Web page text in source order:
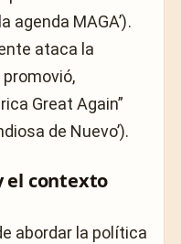
agenda MAGA’).
ataca la
promovió,
Great Again”
de Nuevo’).
el contexto
abordar la política